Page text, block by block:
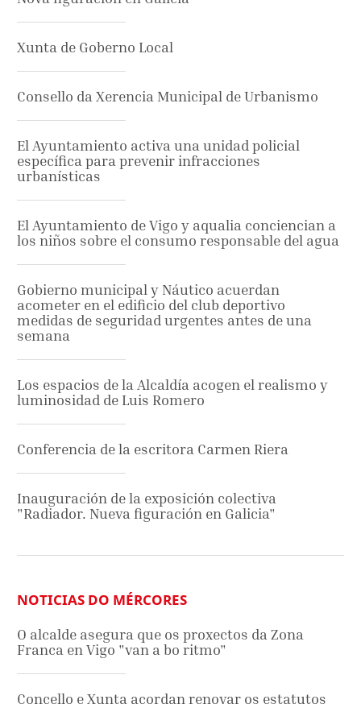
Xunta de Goberno Local
Consello da Xerencia Municipal de Urbanismo
El Ayuntamiento activa una unidad policial
específica para prevenir infracciones
urbanísticas
El Ayuntamiento de Vigo y aqualia conciencian a
los niños sobre el consumo responsable del agua
Gobierno municipal y Náutico acuerdan
acometer en el edificio del club deportivo
medidas de seguridad urgentes antes de una
semana
Los espacios de la Alcaldía acogen el realismo y
luminosidad de Luis Romero
Conferencia de la escritora Carmen Riera
Inauguración de la exposición colectiva
"Radiador. Nueva figuración en Galicia"
NOTICIAS DO MÉRCORES
O alcalde asegura que os proxectos da Zona
Franca en Vigo "van a bo ritmo"
Concello e Xunta acordan renovar os estatutos